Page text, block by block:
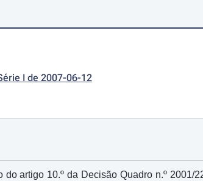
I de 2007-06-12
artigo 10.º da Decisão Quadro n.º 2001/